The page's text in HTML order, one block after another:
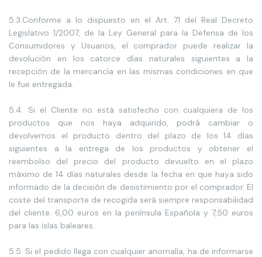
5.3.Conforme a lo dispuesto en el Art. 71 del Real Decreto
Legislativo 1/2007, de la Ley General para la Defensa de los
Consumidores y Usuarios, el comprador puede realizar la
devolución en los catorce días naturales siguientes a la
recepción de la mercancía en las mismas condiciones en que
le fue entregada.
5.4. Si el Cliente no está satisfecho con cualquiera de los
productos que nos haya adquirido, podrá cambiar o
devolvernos el producto dentro del plazo de los 14 días
siguientes a la entrega de los productos y obtener el
reembolso del precio del producto devuelto en el plazo
máximo de 14 días naturales desde la fecha en que haya sido
informado de la decisión de desistimiento por el comprador. El
coste del transporte de recogida será siempre responsabilidad
del cliente. 6,00 euros en la península Española y 7,50 euros
para las islas baleares.
5.5. Si el pedido llega con cualquier anomalía, ha de informarse